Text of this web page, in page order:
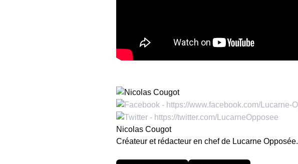
Nicolas Cougot
Créateur et rédacteur en chef de Lucarne Opposée.